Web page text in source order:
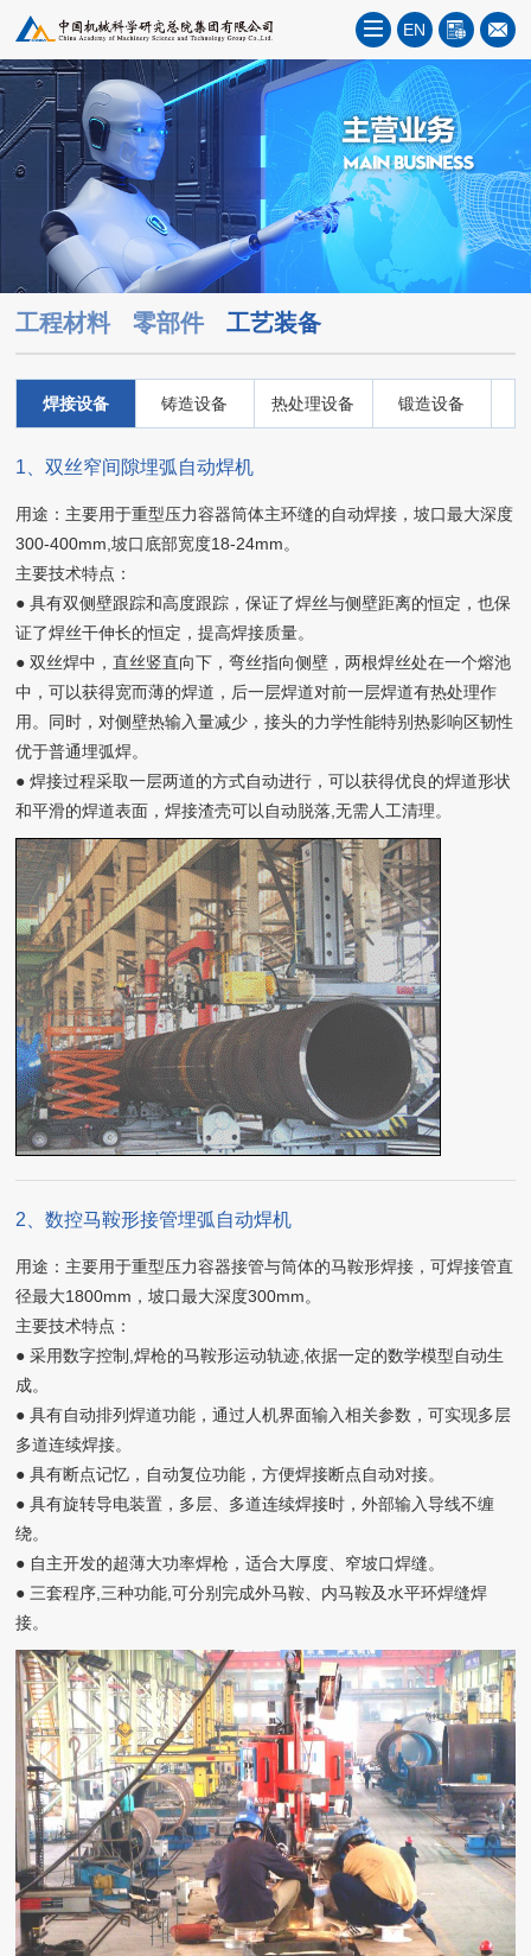
EN
工程材料 零部件 工艺装备
焊接设备 铸造设备 热处理设备 锻造设备
1、双丝窄间隙埋弧自动焊机
用途：主要用于重型压力容器筒体主环缝的自动焊接，坡口最大深度
300-400mm,坡口底部宽度18-24mm。
主要技术特点：
● 具有双侧壁跟踪和高度跟踪，保证了焊丝与侧壁距离的恒定，也保
证了焊丝干伸长的恒定，提高焊接质量。
● 双丝焊中，直丝竖直向下，弯丝指向侧壁，两根焊丝处在一个熔池
中，可以获得宽而薄的焊道，后一层焊道对前一层焊道有热处理作
用。同时，对侧壁热输入量减少，接头的力学性能特别热影响区韧性
优于普通埋弧焊。
● 焊接过程采取一层两道的方式自动进行，可以获得优良的焊道形状
和平滑的焊道表面，焊接渣壳可以自动脱落,无需人工清理。
2、数控马鞍形接管埋弧自动焊机
用途：主要用于重型压力容器接管与筒体的马鞍形焊接，可焊接管直
径最大1800mm，坡口最大深度300mm。
主要技术特点：
● 采用数字控制,焊枪的马鞍形运动轨迹,依据一定的数学模型自动生
成。
● 具有自动排列焊道功能，通过人机界面输入相关参数，可实现多层
多道连续焊接。
● 具有断点记忆，自动复位功能，方便焊接断点自动对接。
● 具有旋转导电装置，多层、多道连续焊接时，外部输入导线不缠
绕。
● 自主开发的超薄大功率焊枪，适合大厚度、窄坡口焊缝。
● 三套程序,三种功能,可分别完成外马鞍、内马鞍及水平环焊缝焊
接。